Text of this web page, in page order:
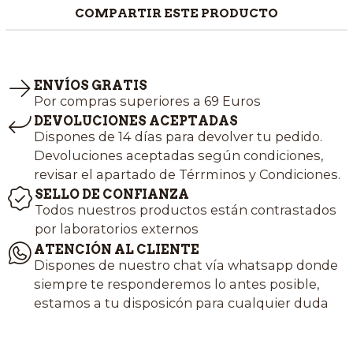
COMPARTIR ESTE PRODUCTO
ENVÍOS GRATIS
Por compras superiores a 69 Euros
DEVOLUCIONES ACEPTADAS
Dispones de 14 días para devolver tu pedido.
Devoluciones aceptadas según condiciones,
revisar el apartado de Térrminos y Condiciones.
SELLO DE CONFIANZA
Todos nuestros productos están contrastados
por laboratorios externos
ATENCIÓN AL CLIENTE
Dispones de nuestro chat vía whatsapp donde
siempre te responderemos lo antes posible,
estamos a tu disposicón para cualquier duda